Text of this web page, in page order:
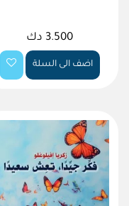
3.500 دك
اضف الى السلة